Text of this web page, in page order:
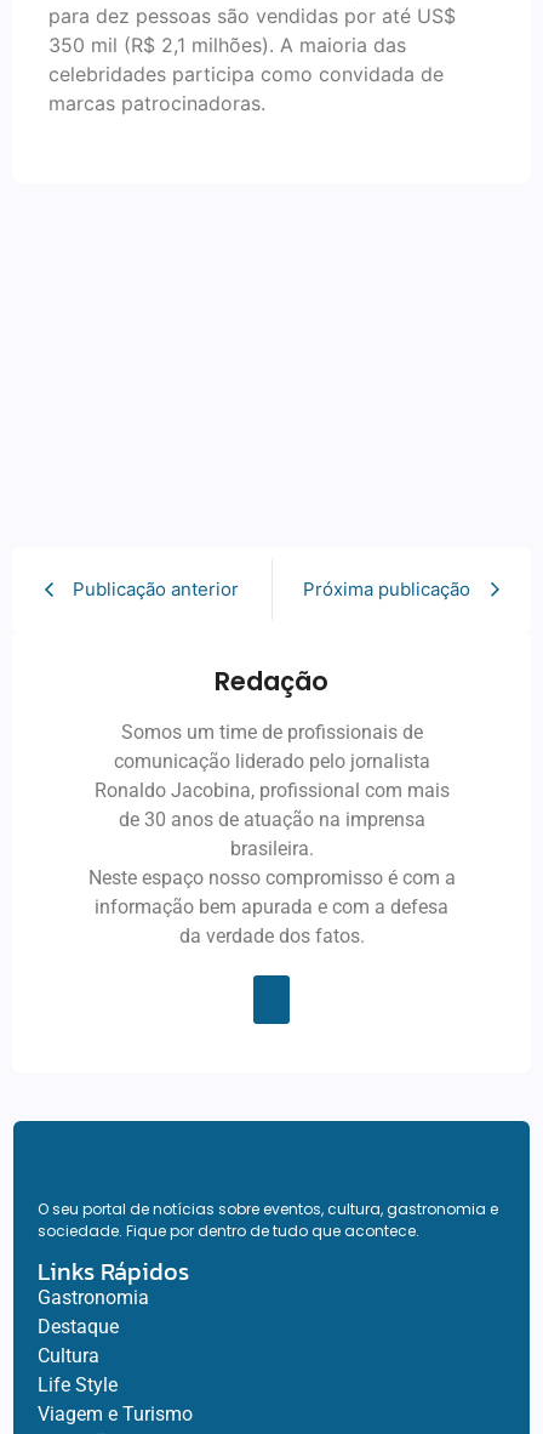
para dez pessoas são vendidas por até US$
350 mil (R$ 2,1 milhões). A maioria das
celebridades participa como convidada de
marcas patrocinadoras.
Publicação anterior Próxima publicação
Redação
Somos um time de profissionais de
comunicação liderado pelo jornalista
Ronaldo Jacobina, profissional com mais
de 30 anos de atuação na imprensa
brasileira.
Neste espaço nosso compromisso é com a
informação bem apurada e com a defesa
da verdade dos fatos.
O seu portal de notícias sobre eventos, cultura, gastronomia e
sociedade. Fique por dentro de tudo que acontece.
Links Rápidos
Gastronomia
Destaque
Cultura
Life Style
Viagem e Turismo